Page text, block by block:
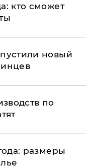
кто сможет
новый
по
размеры